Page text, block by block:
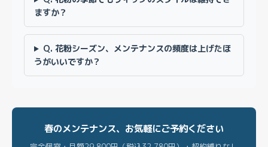
ますか？
Q. 花粉シーズン、メンテナンスの頻度は上げたほ
うがいいですか？
春のメンテナンス、お気軽にご予約ください